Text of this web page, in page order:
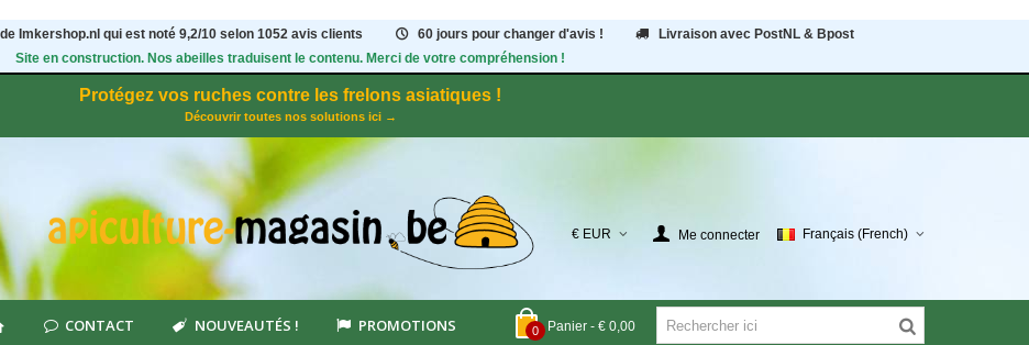
Imkershop.nl qui est noté 9,2/10 selon 1052avis clients 60 jours pour changer d'avis !
Livraison avec PostNL & Bpost
Site en construction. Nos abeilles traduisent le contenu. Merci de votre compréhension !
Protégez vos ruches contre les frelons asiatiques !
Découvrir toutes nos solutions ici →
€ EUR Me connecter Français (French)
0 Panier - € 0,00
CONTACT NOUVEAUTÉS ! PROMOTIONS